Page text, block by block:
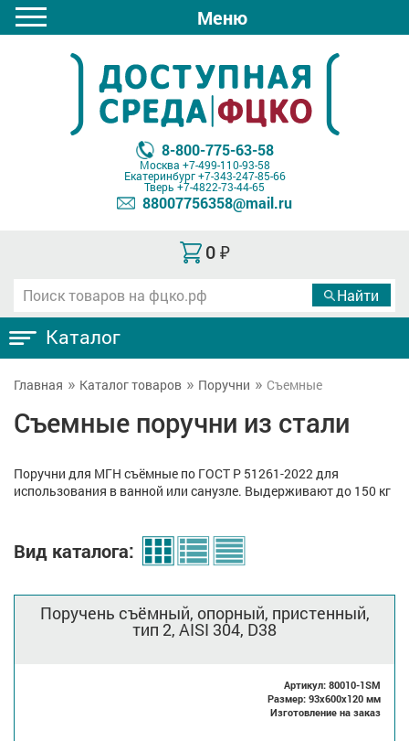
Меню
8-800-775-63-58
Москва +7-499-110-93-58
Екатеринбург+7-343-247-85-66
Тверь +7-4822-73-44-65
88007756358@mail.ru
0 ₽
Каталог
Главная Каталог товаров Поручни Съемные
Съемные поручни из стали
Поручни для МГН съёмные по ГОСТ Р 51261-2022 для
использования в ванной или санузле. Выдерживают до 150 кг
Вид каталога:
Поручень съёмный, опорный, пристенный,
тип 2, AISI 304, D38
Артикул: 80010-1SM
Размер: 93x600x120 мм
Изготовление на заказ